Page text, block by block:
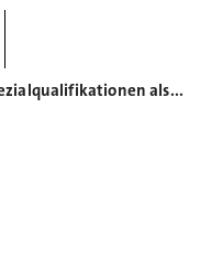
Fachliche Spezialqualifikationen als Wirtschaftsmotor